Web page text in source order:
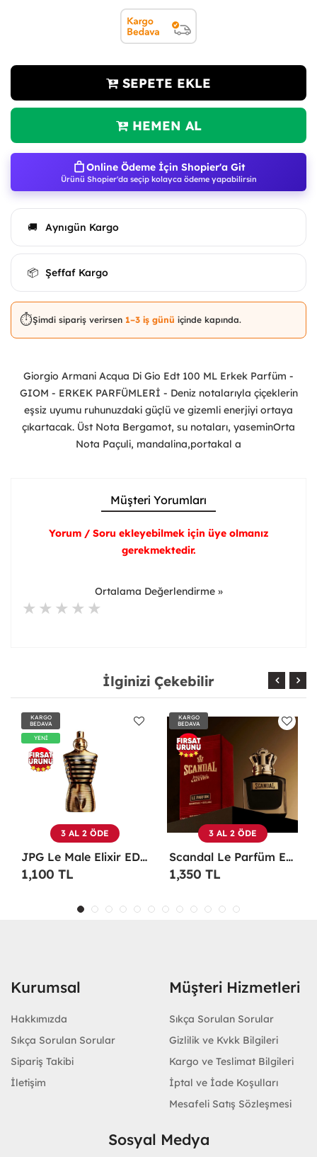
SEPETE EKLE
HEMEN AL
Online Ödeme İçin Shopier'a Git
Ürünü Shopier'da seçip kolayca ödeme yapabilirsin
🚚 Aynıgün Kargo
📦 Şeffaf Kargo
⏱️Şimdi sipariş verirsen 1–3 iş günü içinde kapında.
Giorgio Armani Acqua Di Gio Edt 100 ML Erkek Parfüm -
GIOM - ERKEK PARFÜMLERİ - Deniz notalarıyla çiçeklerin
eşsiz uyumu ruhunuzdaki güçlü ve gizemli enerjiyi ortaya
çıkartacak. Üst Nota Bergamot, su notaları, yaseminOrta
Nota Paçuli, mandalina,portakal a
Müşteri Yorumları
Yorum / Soru ekleyebilmek için üye olmanız
gerekmektedir.
Ortalama Değerlendirme »
İlginizi Çekebilir
KARGO
BEDAVA
3 AL 2 ÖDE
Scandal Le Parfüm EDP 100 ML Erkek Parfüm -
1,350 TL
KARGO
BEDAVA
3 AL 2 ÖDE
Christian Dior Sauvage EDP 100 ML Erkek Parfüm - CDDS
1,100 TL
Kurumsal
Hakkımızda
Sıkça Sorulan Sorular
Sipariş Takibi
İletişim
Müşteri Hizmetleri
Sıkça Sorulan Sorular
Gizlilik ve Kvkk Bilgileri
Kargo ve Teslimat Bilgileri
İptal ve İade Koşulları
Mesafeli Satış Sözleşmesi
Sosyal Medya